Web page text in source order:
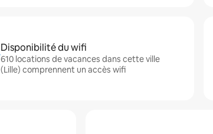
Disponibilité du wifi
610 locations de vacances dans cette ville
(Lille) comprennent un accès wifi